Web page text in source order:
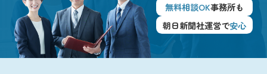
無料相談OK事務所も
朝日新聞社運営で安心